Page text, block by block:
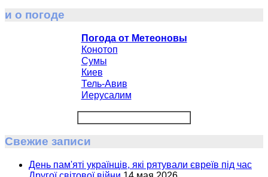
и о погоде
Погода от Метеоновы
Конотоп
Сумы
Киев
Тель-Авив
Иерусалим
Свежие записи
День пам'яті українців, які рятували євреїв під час